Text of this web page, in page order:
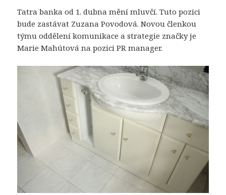
Tatra banka od 1. dubna mění mluvčí.Tuto pozici
bude zastávat Zuzana Povodová.Novou členkou
týmu oddělení komunikace a strategie značky je
Marie Mahútová na pozici PR manager.